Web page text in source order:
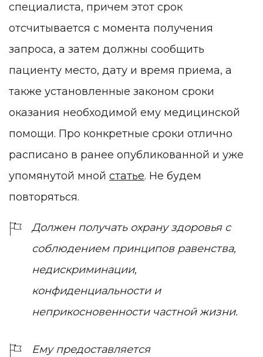
специалиста, причем этот срок
отсчитывается с момента получения
запроса, а затем должны сообщить
пациенту место, дату и время приема, а
также установленные законом сроки
оказания необходимой ему медицинской
помощи. Про конкретные сроки отлично
расписано в ранее опубликованной и уже
упомянутой мной статье. Не будем
повторяться.
Должен получать охрану здоровья с
соблюдением принципов равенства,
недискриминации,
конфиденциальности и
неприкосновенности частной жизни.
Ему предоставляется